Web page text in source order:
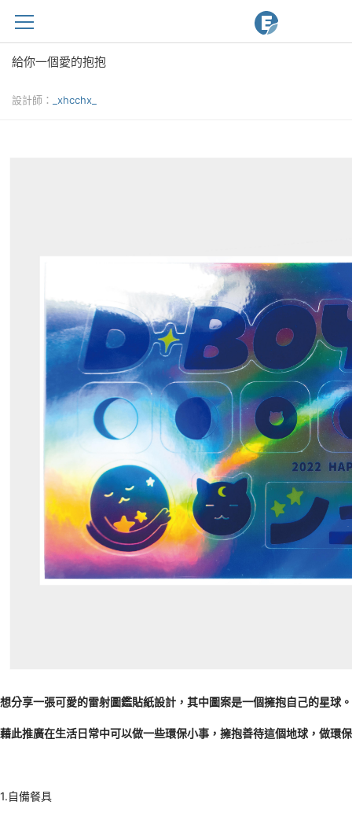
給你一個愛的抱抱
設計師： _xhcchx_
想分享一張可愛的雷射圖鑑貼紙設計，其中圖案是一個擁抱自己的星球
藉此推廣在生活日常中可以做一些環保小事，擁抱善待這個地球，做環
1.自備餐具